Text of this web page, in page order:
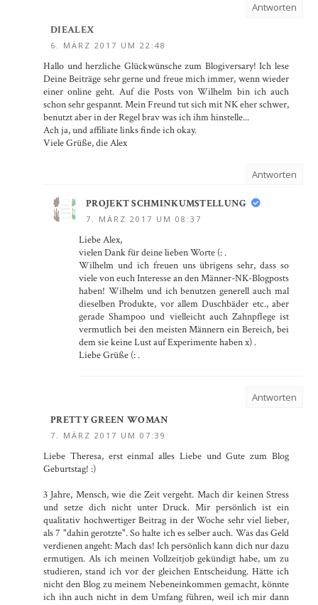
Antworten
DIEALEX
6. MÄRZ 2017 UM 22:48
Hallo und herzliche Glückwünsche zum Blogiversary! Ich lese
Deine Beiträge sehr gerne und freue mich immer, wenn wieder
einer online geht. Auf die Posts von Wilhelm bin ich auch
schon sehr gespannt. Mein Freund tut sich mit NK eher schwer,
benutzt aber in der Regel brav was ich ihm hinstelle...
Ach ja, und affiliate links finde ich okay.
Viele Grüße, die Alex
Antworten
PROJEKT SCHMINKUMSTELLUNG
7. MÄRZ 2017 UM 08:37
Liebe Alex,
vielen Dank für deine lieben Worte (: .
Wilhelm und ich freuen uns übrigens sehr, dass so
viele von euch Interesse an den Männer-NK-Blogposts
haben! Wilhelm und ich benutzen generell auch mal
dieselben Produkte, vor allem Duschbäder etc., aber
gerade Shampoo und vielleicht auch Zahnpflege ist
vermutlich bei den meisten Männern ein Bereich, bei
dem sie keine Lust auf Experimente haben x) .
Liebe Grüße (: .
Antworten
PRETTY GREEN WOMAN
7. MÄRZ 2017 UM 07:39
Liebe Theresa, erst einmal alles Liebe und Gute zum Blog
Geburtstag! :)
3 Jahre, Mensch, wie die Zeit vergeht. Mach dir keinen Stress
und setze dich nicht unter Druck. Mir persönlich ist ein
qualitativ hochwertiger Beitrag in der Woche sehr viel lieber,
als 7 "dahin gerotzte". So halte ich es selber auch. Was das Geld
verdienen angeht: Mach das! Ich persönlich kann dich nur dazu
ermutigen. Als ich meinen Vollzeitjob gekündigt habe, um zu
studieren, stand ich vor der gleichen Entscheidung. Hätte ich
nicht den Blog zu meinem Nebeneinkommen gemacht, könnte
ich ihn auch nicht in dem Umfang führen, weil ich mir dann